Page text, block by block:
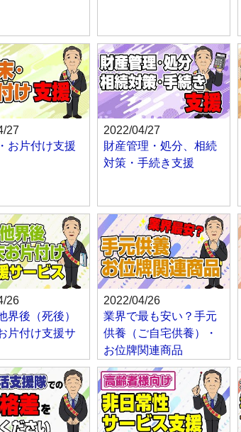
27
お片付け支援
2022/04/27
財産管理・処分、相続
対策・手続き支援
26
界後（死後）
片付け支援サ
2022/04/26
業界で最も安い？手元
供養（ご自宅供養）・
お位牌関連商品